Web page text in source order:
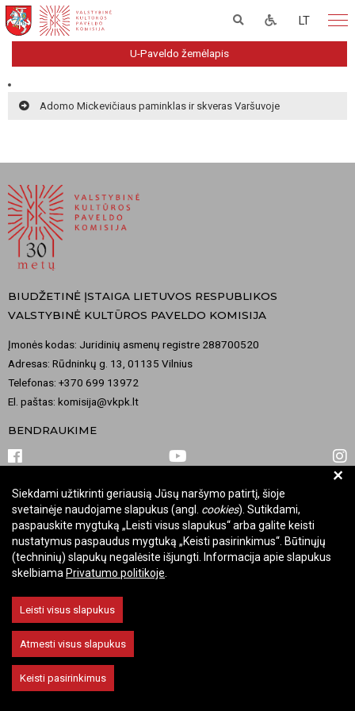
LT
U-Paveldo žemėlapis
Adomo Mickevičiaus paminklas ir skveras Varšuvoje
BIUDŽETINĖ ĮSTAIGA LIETUVOS RESPUBLIKOS
VALSTYBINĖ KULTŪROS PAVELDO KOMISIJA
Įmonės kodas: Juridinių asmenų registre 288700520
Adresas: Rūdninkų g. 13, 01135 Vilnius
Telefonas: +370 699 13972
El. paštas: komisija@vkpk.lt
BENDRAUKIME
© 2026 Valstybinė kultūros paveldo komisija. Visos teisės saugomos.
Keisti slapukų nustatymus
+
Siekdami užtikrinti geriausią Jūsų naršymo patirtį, šioje
svetainėje naudojame slapukus (angl. cookies). Sutikdami,
paspauskite mygtuką „Leisti visus slapukus“ arba galite keisti
nustatymus paspaudus mygtuką „Keisti pasirinkimus“. Būtinųjų
(techninių) slapukų negalėsite išjungti. Informacija apie slapukus
skelbiama Privatumo politikoje
Leisti visus slapukus
Atmesti visus slapukus
Keisti pasirinkimus